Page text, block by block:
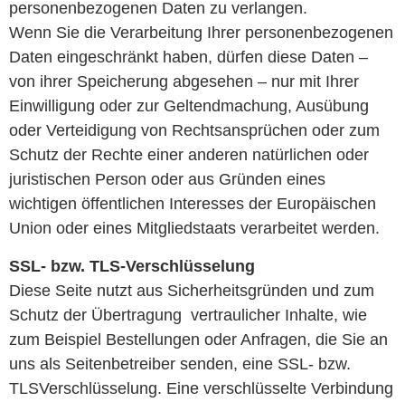
personenbezogenen Daten zu verlangen.
Wenn Sie die Verarbeitung Ihrer personenbezogenen
Daten eingeschränkt haben, dürfen diese Daten –
von ihrer Speicherung abgesehen – nur mit Ihrer
Einwilligung oder zur Geltendmachung, Ausübung
oder Verteidigung von Rechtsansprüchen oder zum
Schutz der Rechte einer anderen natürlichen oder
juristischen Person oder aus Gründen eines
wichtigen öffentlichen Interesses der Europäischen
Union oder eines Mitgliedstaats verarbeitet werden.
SSL- bzw. TLS-Verschlüsselung
Diese Seite nutzt aus Sicherheitsgründen und zum
Schutz der Übertragung vertraulicher Inhalte, wie
zum Beispiel Bestellungen oder Anfragen, die Sie an
uns als Seitenbetreiber senden, eine SSL- bzw.
TLSVerschlüsselung. Eine verschlüsselte Verbindung